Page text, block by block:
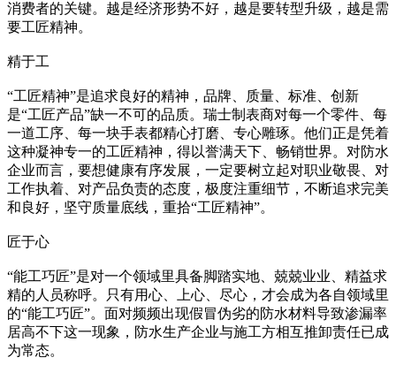
消费者的关键。越是经济形势不好，越是要转型升级，越是需
要工匠精神。
精于工
“工匠精神”是追求良好的精神，品牌、质量、标准、创新
是“工匠产品”缺一不可的品质。瑞士制表商对每一个零件、每
一道工序、每一块手表都精心打磨、专心雕琢。他们正是凭着
这种凝神专一的工匠精神，得以誉满天下、畅销世界。对防水
企业而言，要想健康有序发展，一定要树立起对职业敬畏、对
工作执着、对产品负责的态度，极度注重细节，不断追求完美
和良好，坚守质量底线，重拾“工匠精神”。
匠于心
“能工巧匠”是对一个领域里具备脚踏实地、兢兢业业、精益求
精的人员称呼。只有用心、上心、尽心，才会成为各自领域里
的“能工巧匠”。面对频频出现假冒伪劣的防水材料导致渗漏率
居高不下这一现象，防水生产企业与施工方相互推卸责任已成
为常态。